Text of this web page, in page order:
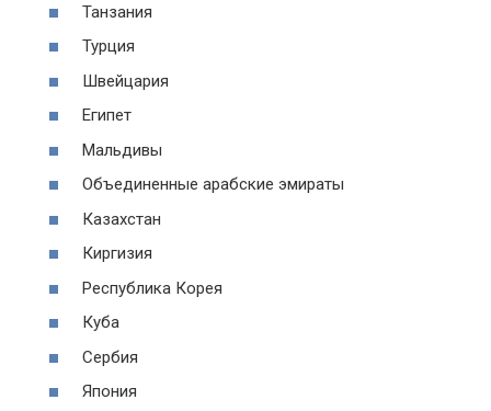
Танзания
Турция
Швейцария
Египет
Мальдивы
Объединенные арабские эмираты
Казахстан
Киргизия
Республика Корея
Куба
Сербия
Япония